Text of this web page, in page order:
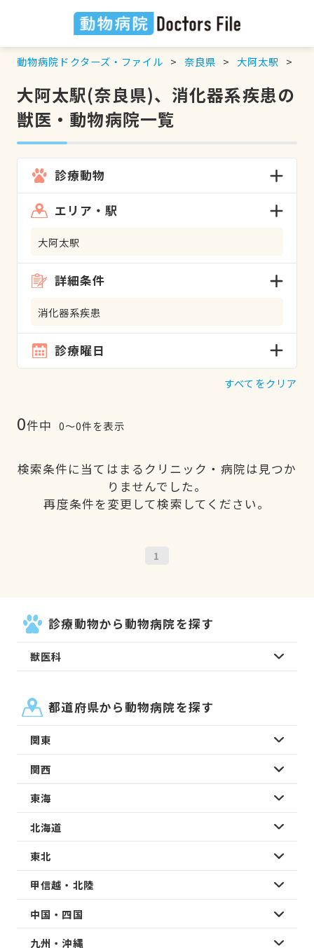
動物病院ドクターズ・ファイル 奈良県 大阿太駅
大阿太駅(奈良県)、消化器系疾患の
獣医・動物病院一覧
診療動物
エリア・駅
大阿太駅
詳細条件
消化器系疾患
診療曜日
すべてをクリア
0件中 0〜0件を表示
検索条件に当てはまるクリニック・病院は見つか
りませんでした。
再度条件を変更して検索してください。
1
診療動物から動物病院を探す
獣医科
都道府県から動物病院を探す
関東
関西
東海
北海道
東北
甲信越・北陸
中国・四国
九州・沖縄